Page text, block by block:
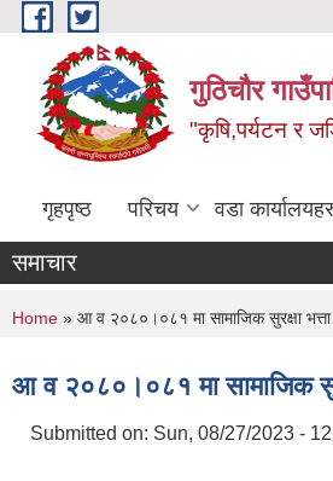
Skip to main content
गुठिचौर
"कृषि,पर्यटन र
गृहपृष्ठ परिचय वडा
समाचार
You are here
Home » आ व २०८०।०८१ मा सामाजिक सुरक्षा भत्ता
आ व २०८०।०८१ मा सामाजिक
Submitted on: Sun, 08/27/2023 -